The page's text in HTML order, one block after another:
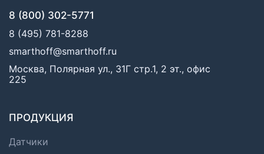
8 (800) 302-5771
8 (495) 781-8288
smarthoff@smarthoff.ru
Москва, Полярная ул., 31Г стр.1, 2 эт., офис
225
ПРОДУКЦИЯ
Датчики